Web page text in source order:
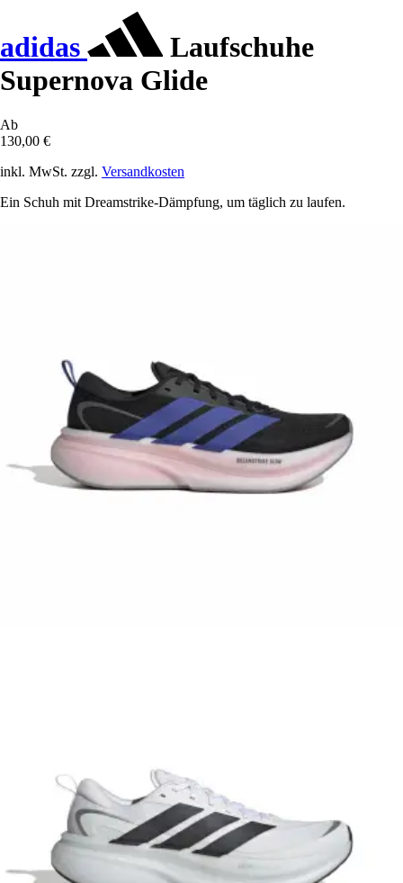
adidas
Laufschuhe
Supernova Glide
Ab
130,00 €
inkl. MwSt. zzgl. Versandkosten
Ein Schuh mit Dreamstrike-Dämpfung, um täglich zu laufen.